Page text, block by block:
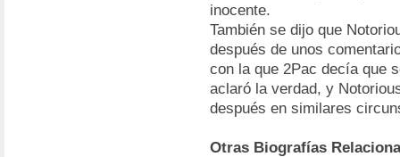
inocente.
También se dijo que
después de unos
con la que 2Pac decía que
aclaró la verdad, y
después en similares
Otras Biografías